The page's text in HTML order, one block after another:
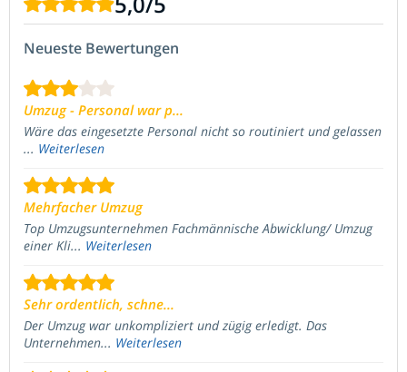
Neueste Bewertungen
Umzug - Personal war p...
Wäre das eingesetzte Personal nicht so routiniert und gelassen
... Weiterlesen
Mehrfacher Umzug
Top Umzugsunternehmen Fachmännische Abwicklung/ Umzug
einer Kli... Weiterlesen
Sehr ordentlich, schne...
Der Umzug war unkompliziert und zügig erledigt. Das
Unternehmen... Weiterlesen